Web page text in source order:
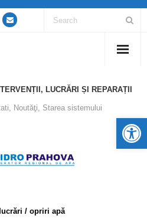
LUCRĂRI ȘI REPARAȚII
, Noutăţi, Starea sistemului
/ opriri apă